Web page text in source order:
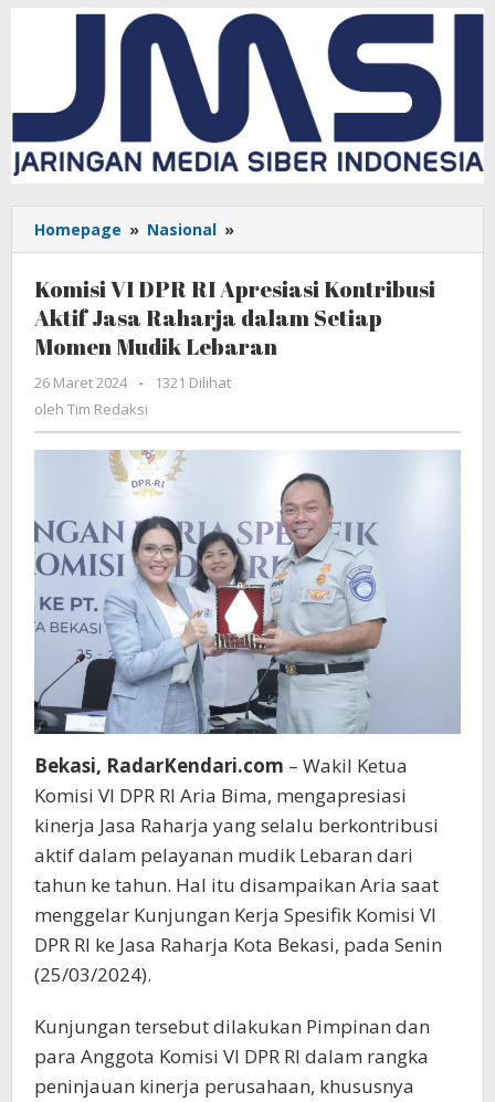
Homepage » Nasional »
VI
RI
Apresiasi
Kontribusi
dalam
Momen
Mudik
Lebaran
Komisi VI DPR RI Apresiasi Kontribusi
Aktif Jasa Raharja dalam Setiap
Momen Mudik Lebaran
26 Maret 2024
oleh
Tim
-
1321 Dilihat
oleh Tim Redaksi
Bekasi, RadarKendari.com – Wakil Ketua
Komisi VI DPR RI Aria Bima, mengapresiasi
kinerja Jasa Raharja yang selalu berkontribusi
aktif dalam pelayanan mudik Lebaran dari
tahun ke tahun. Hal itu disampaikan Aria saat
menggelar Kunjungan Kerja Spesifik Komisi VI
DPR RI ke Jasa Raharja Kota Bekasi, pada Senin
(25/03/2024).
Kunjungan tersebut dilakukan Pimpinan dan
para Anggota Komisi VI DPR RI dalam rangka
peninjauan kinerja perusahaan, khususnya